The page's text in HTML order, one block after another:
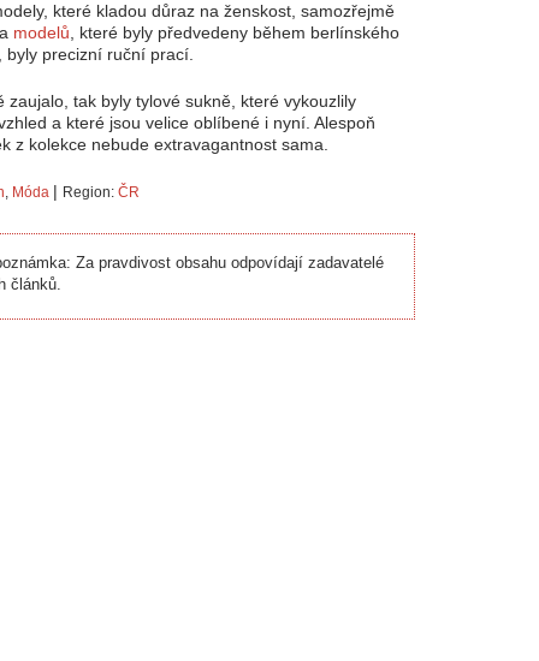
které kladou důraz na ženskost, samozřejmě
modelů , které byly předvedeny během berlínského
byly precizní ruční prací.
zaujalo, tak byly tylové sukně, které vykouzlily
a které jsou velice oblíbené i nyní. Alespoň
z kolekce nebude extravagantnost sama.
, Móda | Region: ČR
Za pravdivost obsahu odpovídají zadavatelé
článků.